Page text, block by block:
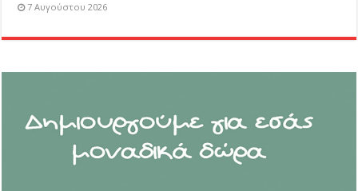
7 Αυγούστου 2026